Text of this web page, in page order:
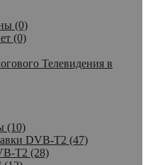
(0)
(0)
Телевидения в
(10)
DVB-T2 (47)
T2 (28)